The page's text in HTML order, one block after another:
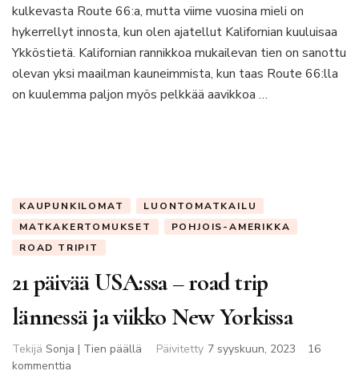
San
Franciscoon
kulkevasta Route 66:a, mutta viime vuosina mieli on
hykerrellyt innosta, kun olen ajatellut Kalifornian kuuluisaa
Ykköstietä. Kalifornian rannikkoa mukailevan tien on sanottu
olevan yksi maailman kauneimmista, kun taas Route 66:lla
on kuulemma paljon myös pelkkää aavikkoa …
KAUPUNKILOMAT
LUONTOMATKAILU
MATKAKERTOMUKSET
POHJOIS-AMERIKKA
ROAD TRIPIT
21 päivää USA:ssa – road trip
lännessä ja viikko New Yorkissa
Tekijä Sonja | Tien päällä Päivitetty 7 syyskuun, 2023
16
kommenttia